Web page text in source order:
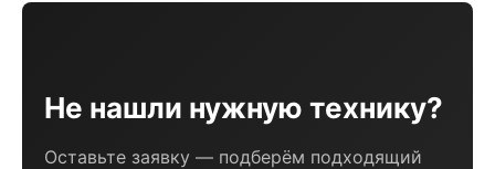
Не нашли нужную технику?
Оставьте заявку — подберём подходящий